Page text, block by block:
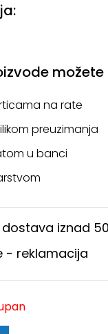
na rate
preuzimanja
u banci
iznad
- reklamacija